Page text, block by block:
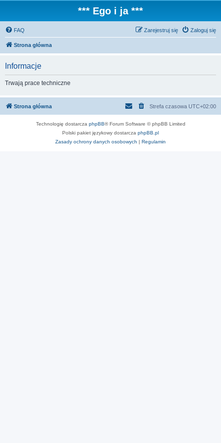
*** Ego i ja ***
FAQ Zaloguj się
Zarejestruj się
Strona główna
Informacje
Trwają prace techniczne
Strona główna Strefa czasowa UTC+02:00
Technologię dostarcza phpBB® Forum Software © phpBB Limited
Polski pakiet językowy dostarcza phpBB.pl
Zasady ochrony danych osobowych | Regulamin